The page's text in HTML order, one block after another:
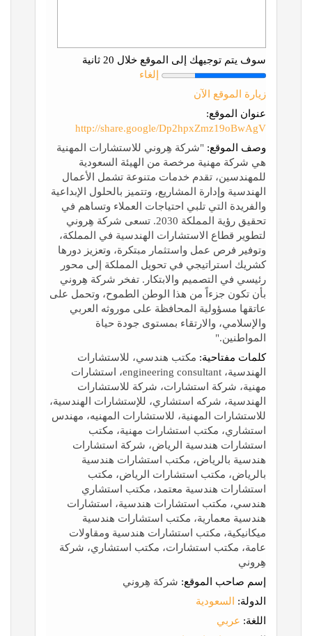
سوف يتم توجيهك إلى الموقع خلال 20 ثانية
إلغاء
زيارة الموقع الآن
عنوان الموقع:
http://share.google/Dp2hpxZmz19oBwAgV
وصف الموقع: "شركة هِروني للاستشارات المهنية
هي شركة مهنية مرخصة من الهيئة السعودية
للمهندسين، تقدم خدمات متنوعة تشمل الأعمال
الهندسية وإدارة المشاريع، وتتميز بالحلول الإبداعية
والفريدة التي تلبي احتياجات العملاء وتساهم في
تحقيق رؤية المملكة 2030. تسعى شركة هِروني
لتطوير قطاع الاستشارات الهندسية في المملكة،
وتوفير فرص عمل واستثمار مبتكرة، وتعزيز دورها
كشريك استراتيجي في تحويل المملكة إلى محور
رئيسي في التصميم والابتكار. تفخر شركة هِروني
بأن تكون جزءاً من هذا الوطن الطموح، وتحمل على
عاتقها مسؤولية المحافظة على موروثه العربي
والإسلامي، والارتقاء بمستوى جودة حياة
المواطنين."
كلمات مفتاحية: مكتب هندسي، للاستشارات
الهندسية، engineering consultant، استشارات
مهنية، شركة استشارات، شركة للاستشارات
الهندسية، شركه استشاري، للإستشارات الهندسية،
للاستشارات المهنية، للاستشارات المهنيه، مهندس
استشاري، مكتب استشارات مهنية، مكتب
استشارات هندسية الرياض، شركة استشارات
هندسية بالرياض، مكتب استشارات هندسية
بالرياض، مكتب استشارات الرياض، مكتب
استشارات هندسية معتمد، مكتب استشاري
هندسي، مكتب استشارات هندسية، استشارات
هندسية معمارية، مكتب استشارات هندسية
ميكانيكية، مكتب استشارات هندسية ومقاولات
عامة، مكتب استشارات، مكتب استشاري، شركة
هِروني
إسم صاحب الموقع: شركة هِروني
الدولة:
السعودية
اللغة: عربي